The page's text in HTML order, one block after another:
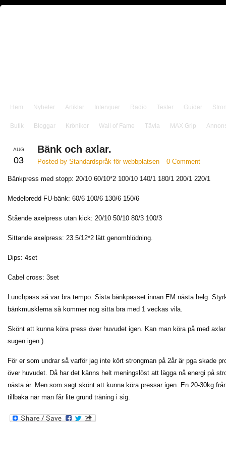
Hem Nyheter Artiklar Intervjuer Radio Tester Guider
Butik Bloggar Krönikor Wall of Fame Tävla MAX Grip
AUG
03
Bänk och axlar.
Posted by Standardspråk för webbplatsen 0 Comment
Bänkpress med stopp: 20/10 60/10*2 100/10 140/1 180/1 200/1 220/1
Medelbredd FU-bänk: 60/6 100/6 130/6 150/6
Stående axelpress utan kick: 20/10 50/10 80/3 100/3
Sittande axelpress: 23.5/12*2 lätt genomblödning.
Dips: 4set
Cabel cross: 3set
Lunchpass så var bra tempo. Sista bänkpasset innan EM nästa helg.
bänkmusklerna så kommer nog sitta bra med 1 veckas vila.
Skönt att kunna köra press över huvudet igen. Kan man köra på med
sugen igen:).
För er som undrar så varför jag inte kört strongman på 2år är pga skade
över huvudet. Då har det känns helt meningslöst att lägga nå energi på
nästa år. Men som sagt skönt att kunna köra pressar igen. En 20-30kg
tillbaka när man får lite grund träning i sig.